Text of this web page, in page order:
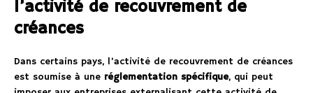
l’activité de recouvrement de
créances
Dans certains pays, l’activité de recouvrement de créances
est soumise à une réglementation spécifique, qui peut